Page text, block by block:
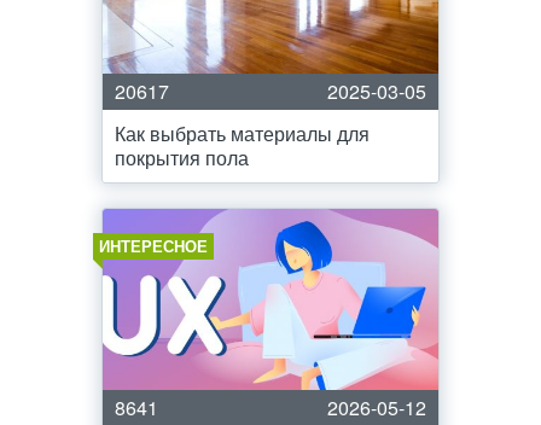
20617
2025-03-05
Как выбрать материалы для
покрытия пола
ИНТЕРЕСНОЕ
8641
2026-05-12